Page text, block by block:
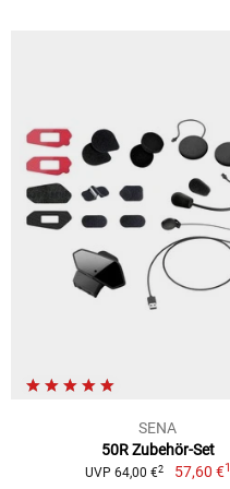
SENA
50R Zubehör-Set
UVP 64,00 €2 57,60 €1